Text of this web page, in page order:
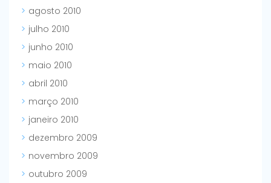
agosto 2010
julho 2010
junho 2010
maio 2010
abril 2010
março 2010
janeiro 2010
dezembro 2009
novembro 2009
outubro 2009